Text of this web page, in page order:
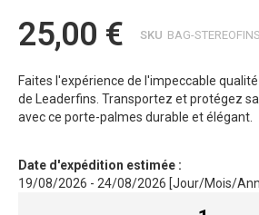
25,00 € SKU BAG-
Faites l'expérience de l'impeccable
de Leaderfins. Transportez et protégez
avec ce porte-palmes durable et élégant.
Date d'expédition estimée :
19/08/2026 - 24/08/2026 [Jour/Mois/